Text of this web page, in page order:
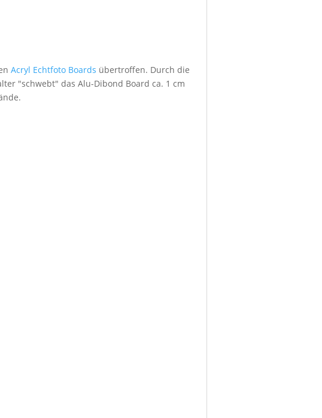
Acryl Echtfoto Boards übertroffen. Durch die
"schwebt" das Alu-Dibond Board ca. 1 cm